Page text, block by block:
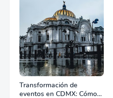
Transformación de
eventos en CDMX: Cómo